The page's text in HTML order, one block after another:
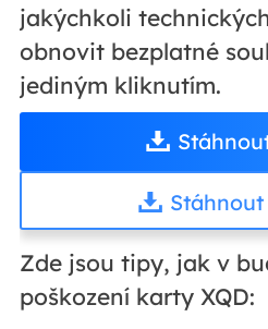
jakýchkoli
obnovit bezplatné
jediným kliknutím.
Zde jsou tipy, jak v
poškození karty XQD: